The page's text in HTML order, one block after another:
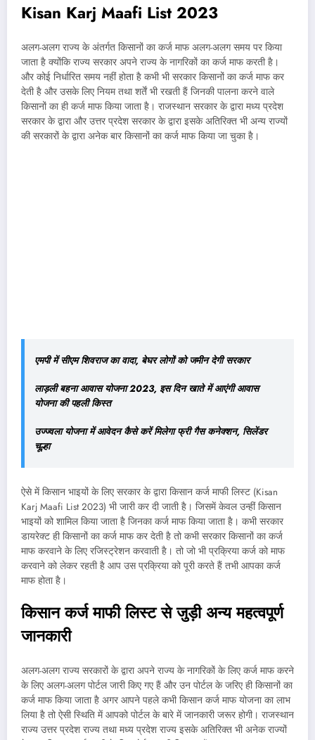
Kisan Karj Maafi List 2023
अलग-अलग राज्य के अंतर्गत किसानों का कर्ज माफ अलग-अलग समय पर किया
जाता है क्योंकि राज्य सरकार अपने राज्य के नागरिकों का कर्ज माफ करती है।
और कोई निर्धारित समय नहीं होता है कभी भी सरकार किसानों का कर्ज माफ कर
देती है और उसके लिए नियम तथा शर्तें भी रखती हैं जिनकी पालना करने वाले
किसानों का ही कर्ज माफ किया जाता है। राजस्थान सरकार के द्वारा मध्य प्रदेश
सरकार के द्वारा और उत्तर प्रदेश सरकार के द्वारा इसके अतिरिक्त भी अन्य राज्यों
की सरकारों के द्वारा अनेक बार किसानों का कर्ज माफ किया जा चुका है।
एमपी में सीएम शिवराज का वादा, बेघर लोगों को जमीन देगी सरकार
लाड़ली बहना आवास योजना 2023, इस दिन खाते में आएंगी आवास
योजना की पहली किस्त
उज्ज्वला योजना में आवेदन कैसे करें मिलेगा फ्री गैस कनेक्शन, सिलेंडर
चूल्हा
ऐसे में किसान भाइयों के लिए सरकार के द्वारा किसान कर्ज माफी लिस्ट (Kisan
Karj Maafi List 2023) भी जारी कर दी जाती है। जिसमें केवल उन्हीं किसान
भाइयों को शामिल किया जाता है जिनका कर्ज माफ किया जाता है। कभी सरकार
डायरेक्ट ही किसानों का कर्ज माफ कर देती है तो कभी सरकार किसानों का कर्ज
माफ करवाने के लिए रजिस्ट्रेशन करवाती है। तो जो भी प्रक्रिया कर्ज को माफ
करवाने को लेकर रहती है आप उस प्रक्रिया को पूरी करते हैं तभी आपका कर्ज
माफ होता है।
किसान कर्ज माफी लिस्ट से जुड़ी अन्य महत्वपूर्ण
जानकारी
अलग-अलग राज्य सरकारों के द्वारा अपने राज्य के नागरिकों के लिए कर्ज माफ करने
के लिए अलग-अलग पोर्टल जारी किए गए हैं और उन पोर्टल के जरिए ही किसानों का
कर्ज माफ किया जाता है अगर आपने पहले कभी किसान कर्ज माफ योजना का लाभ
लिया है तो ऐसी स्थिति में आपको पोर्टल के बारे में जानकारी जरूर होगी। राजस्थान
राज्य उत्तर प्रदेश राज्य तथा मध्य प्रदेश राज्य इसके अतिरिक्त भी अनेक राज्यों